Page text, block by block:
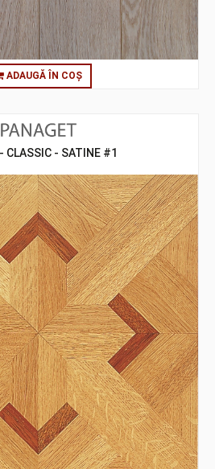
ADAUGĂ ÎN COȘ
CLASSIC - SATINE #1